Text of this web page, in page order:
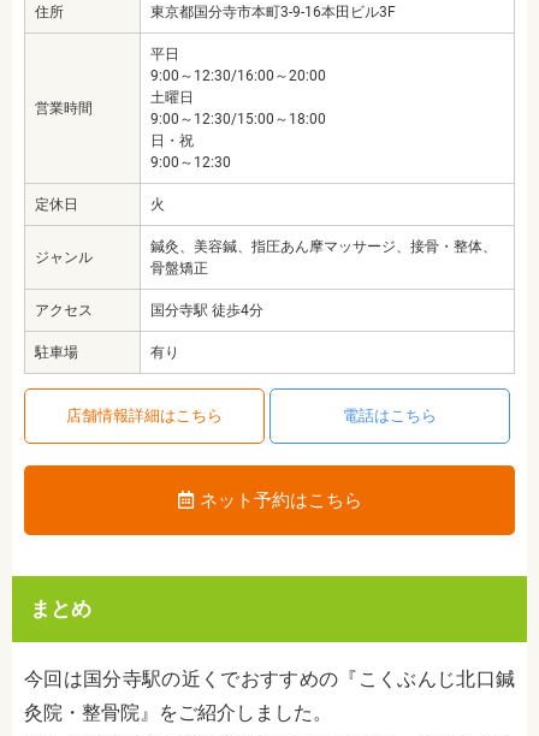
住所 東京都国分寺市本町3-9-16本田ビル3F
営業時間
平日
9:00～12:30/16:00～20:00
土曜日
9:00～12:30/15:00～18:00
日・祝
9:00～12:30
定休日 火
ジャンル
鍼灸、美容鍼、指圧あん摩マッサージ、接骨・整体、
骨盤矯正
アクセス 国分寺駅 徒歩4分
駐車場 有り
店舗情報詳細はこちら 電話はこちら
ネット予約はこちら
まとめ
今回は国分寺駅の近くでおすすめの『こくぶんじ北口鍼
灸院・整骨院』をご紹介しました。